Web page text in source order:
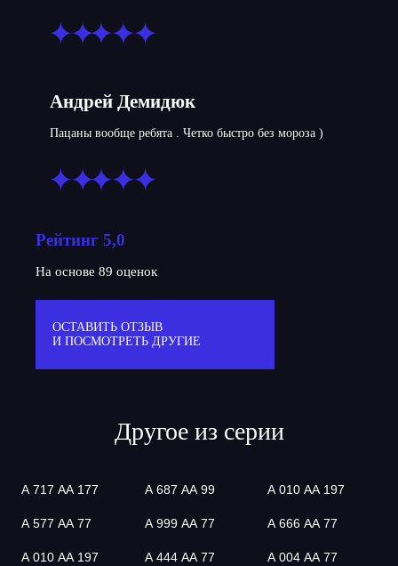
Андрей Демидюк
Пацаны вообще ребята . Четко быстро без мороза )
Рейтинг 5,0
На основе 89 оценок
ОСТАВИТЬ ОТЗЫВ
И ПОСМОТРЕТЬ ДРУГИЕ
Другое из серии
А 717 АА 177 А 687 АА 99 А 010 АА 197
А 577 АА 77 А 999 АА 77 А 666 АА 77
А 010 АА 197 А 444 АА 77 А 004 АА 77